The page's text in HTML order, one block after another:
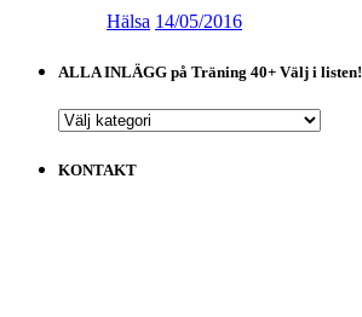
Hälsa 14/05/2016
ALLA INLÄGG på Träning 40+ Välj i listen!
ALLA
på
KONTAKT